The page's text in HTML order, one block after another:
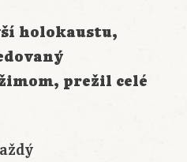
holokaustu,
prežil celé